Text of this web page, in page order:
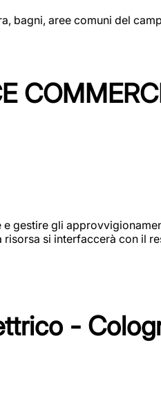
bagni, aree comuni del
gestire gli
si interfaccerà con
-